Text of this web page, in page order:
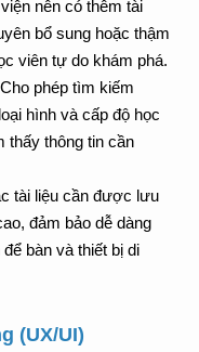
nên có thêm tài
bổ sung hoặc thậm
viên tự do khám phá.
Cho phép tìm kiếm
hình và cấp độ học
thấy thông tin cần
tài liệu cần được lưu
đảm bảo dễ dàng
bàn và thiết bị di
(UX/UI)